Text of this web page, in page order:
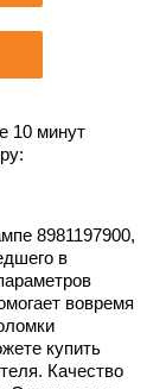
10 минут
8981197900,
в
вовремя
купить
Качество